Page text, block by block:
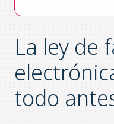
La ley de
todo